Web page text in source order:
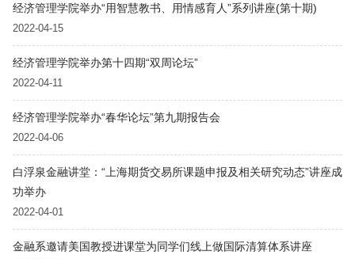
经济管理学院举办“用智慧教书、用情感育人”系列讲座(第十期)
2022-04-15
经济管理学院举办第十四期“双周论坛”
2022-04-11
经济管理学院举办“春华论坛”第九期报告会
2022-04-06
白浮泉金融讲堂：“上海期货交易所课题申报及相关研究动态”讲座成
功举办
2022-04-01
金融系邀请美国教授进课堂为同学们线上做国际清算体系讲座